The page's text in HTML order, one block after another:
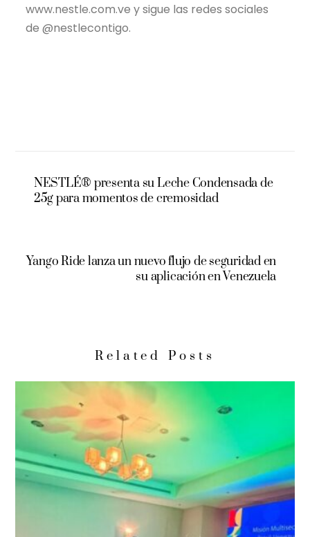
www.nestle.com.ve y sigue las redes sociales
de @nestlecontigo.
NESTLÉ® presenta su Leche Condensada de
25g para momentos de cremosidad
Yango Ride lanza un nuevo flujo de seguridad en
su aplicación en Venezuela
Related Posts